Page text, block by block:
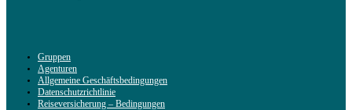
Gruppen
Agenturen
Allgemeine Geschäftsbedingungen
Datenschutzrichtlinie
Reiseversicherung – Bedingungen